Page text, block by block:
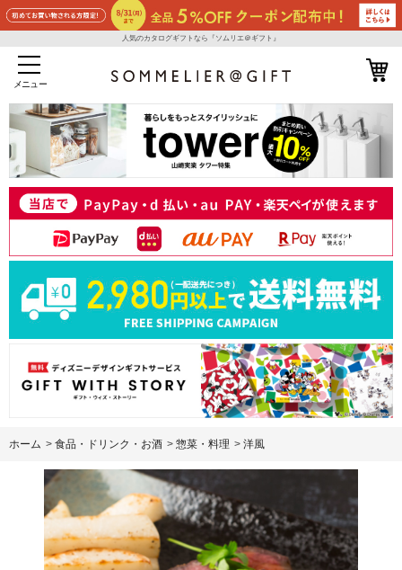
人気のカタログギフトなら『ソムリエ＠ギフト』
メニュー
ホーム > 食品・ドリンク・お酒 > 惣菜・料理 > 洋風